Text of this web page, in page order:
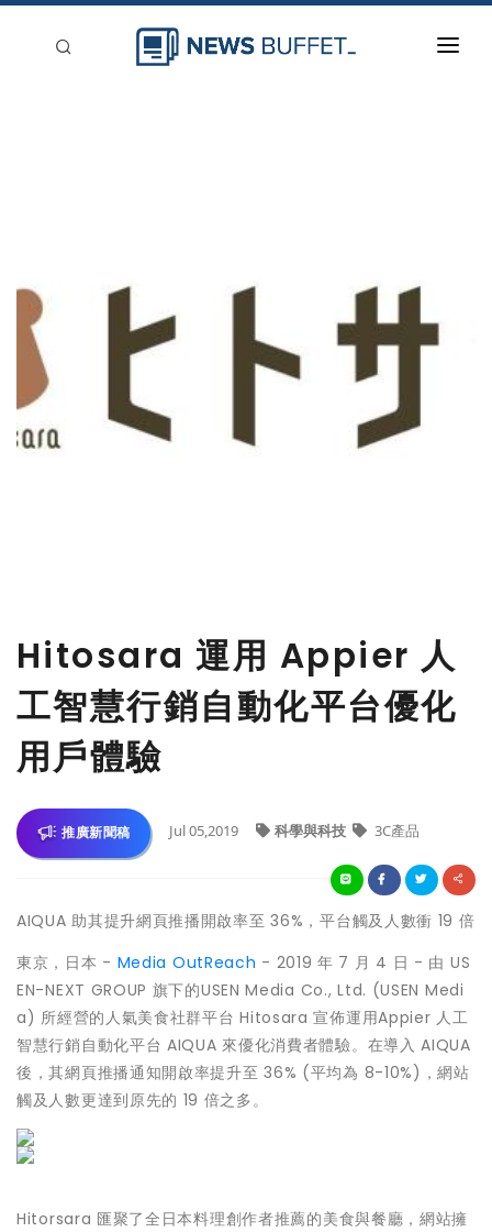
Hitosara 運用 Appier 人
工智慧行銷自動化平台優化
用戶體驗
推廣新聞稿 Jul 05,2019 科學與科技 3C產品
AIQUA 助其提升網頁推播開啟率至 36%，平台觸及人數衝 19 倍
東京，日本 - Media OutReach - 2019 年 7 月 4 日 - 由 US
EN-NEXT GROUP 旗下的USEN Media Co., Ltd. (USEN Medi
a) 所經營的人氣美食社群平台 Hitosara 宣佈運用Appier 人工
智慧行銷自動化平台 AIQUA 來優化消費者體驗。在導入 AIQUA
後，其網頁推播通知開啟率提升至 36% (平均為 8-10%)，網站
觸及人數更達到原先的 19 倍之多。
Hitorsara 匯聚了全日本料理創作者推薦的美食與餐廳，網站擁